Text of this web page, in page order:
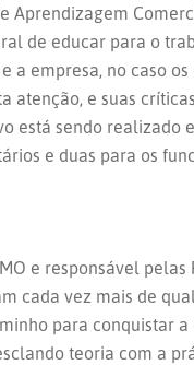
Aprendizagem
de educar para o
a empresa, no caso os
atenção, e suas
está sendo realizado
e duas para os
e responsável pelas
cada vez mais de
para conquistar
teoria com a